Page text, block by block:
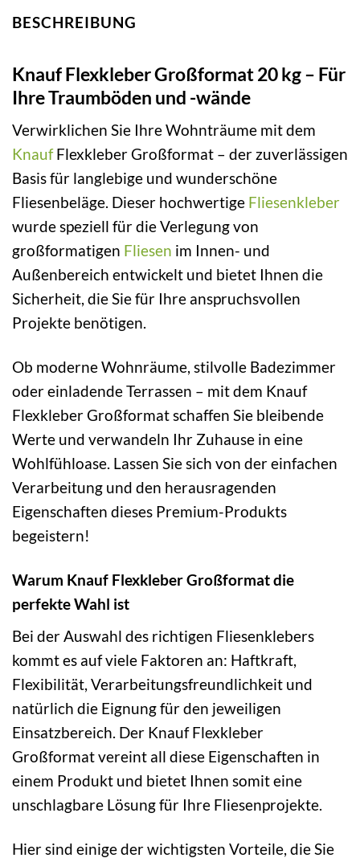
BESCHREIBUNG
Knauf Flexkleber Großformat 20 kg – Für
Ihre Traumböden und -wände
Verwirklichen Sie Ihre Wohnträume mit dem
KnaufFlexkleber Großformat – der zuverlässigen
Basis für langlebige und wunderschöne
Fliesenbeläge. Dieser hochwertige Fliesenkleber
wurde speziell für die Verlegung von
großformatigen Fliesen im Innen- und
Außenbereich entwickelt und bietet Ihnen die
Sicherheit, die Sie für Ihre anspruchsvollen
Projekte benötigen.
Ob moderne Wohnräume, stilvolle Badezimmer
oder einladende Terrassen – mit dem Knauf
Flexkleber Großformat schaffen Sie bleibende
Werte und verwandeln Ihr Zuhause in eine
Wohlfühloase. Lassen Sie sich von der einfachen
Verarbeitung und den herausragenden
Eigenschaften dieses Premium-Produkts
begeistern!
Warum Knauf Flexkleber Großformat die
perfekte Wahl ist
Bei der Auswahl des richtigen Fliesenklebers
kommt es auf viele Faktoren an: Haftkraft,
Flexibilität, Verarbeitungsfreundlichkeit und
natürlich die Eignung für den jeweiligen
Einsatzbereich. Der Knauf Flexkleber
Großformat vereint all diese Eigenschaften in
einem Produkt und bietet Ihnen somit eine
unschlagbare Lösung für Ihre Fliesenprojekte.
Hier sind einige der wichtigsten Vorteile, die Sie